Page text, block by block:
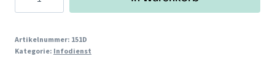
entkoppeln
Menge
Artikelnummer: 151D
Kategorie: Infodienst